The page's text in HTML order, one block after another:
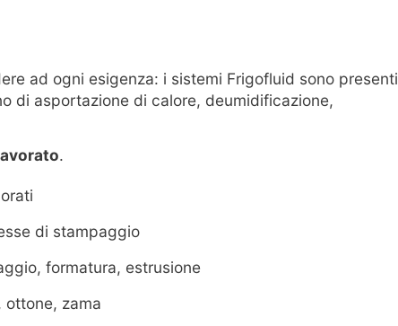
ad ogni esigenza: i sistemi Frigofluid sono presenti
di asportazione di calore, deumidificazione,
.
di stampaggio
formatura, estrusione
ottone, zama